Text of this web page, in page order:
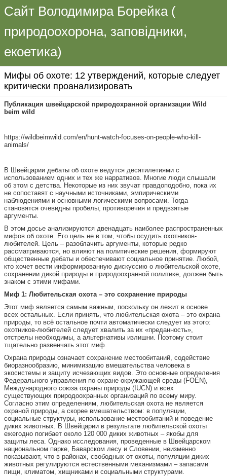
Сайт Володимира Борейка (
природоохорона, заповідники,
екоетика)
Мифы об охоте: 12 утверждений, которые следует
критически проанализировать
Публикация швейцарской природохранной организации Wild
beim wild
https://wildbeimwild.com/en/hunt-watch-focuses-on-people-who-kill-
animals/
В Швейцарии дебаты об охоте ведутся десятилетиями с
использованием одних и тех же нарративов. Многие люди слышали
об этом с детства. Некоторые из них звучат правдоподобно, пока их
не сопоставят с научными источниками, эмпирическими
наблюдениями и основными логическими вопросами. Тогда
становятся очевидны пробелы, противоречия и предвзятые
аргументы.
В этом досье анализируются двенадцать наиболее распространенных
мифов об охоте. Его цель не в том, чтобы осудить охотников-
любителей. Цель – разоблачить аргументы, которые редко
рассматриваются, но влияют на политические решения, формируют
общественные дебаты и обеспечивают социальное принятие. Любой,
кто хочет вести информированную дискуссию о любительской охоте,
сохранении дикой природы и природоохранной политике, должен быть
знаком с этими мифами.
Миф 1: Любительская охота – это сохранение природы
Этот миф является самым важным, поскольку он лежит в основе
всех остальных. Если принять, что любительская охота – это охрана
природы, то всё остальное почти автоматически следует из этого:
охотников-любителей следует хвалить за их «преданность»,
отстрелы необходимы, а альтернативы излишни. Поэтому стоит
тщательно развенчать этот миф.
Охрана природы означает сохранение местообитаний, содействие
биоразнообразию, минимизацию вмешательства человека в
экосистемы и защиту исчезающих видов. Это основные определения
Федерального управления по охране окружающей среды (FOEN),
Международного союза охраны природы (IUCN) и всех
существующих природоохранных организаций по всему миру.
Согласно этим определениям, любительская охота не является
охраной природы, а скорее вмешательством: в популяции,
социальные структуры, использование местообитаний и поведение
диких животных. В Швейцарии в результате любительской охоты
ежегодно погибает около 120 000 диких животных – якобы для
защиты леса. Однако исследования, проведенные в Швейцарском
национальном парке, Баварском лесу и Словении, неизменно
показывают, что в районах, свободных от охоты, популяции диких
животных регулируются естественными механизмами – запасами
пищи, климатом, хищниками и социальными структурами.